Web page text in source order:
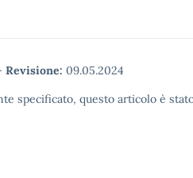
Revisione: 09.05.2024
specificato, questo articolo è